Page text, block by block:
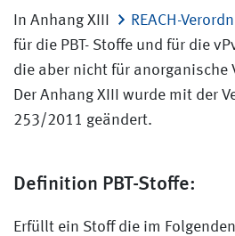
In Anhang XIII
REACH-
für die PBT- Stoffe und für die
die aber nicht für anorganische
Der Anhang XIII wurde mit der
253/2011 geändert.
Definition PBT-Stoffe:
Erfüllt ein Stoff die im